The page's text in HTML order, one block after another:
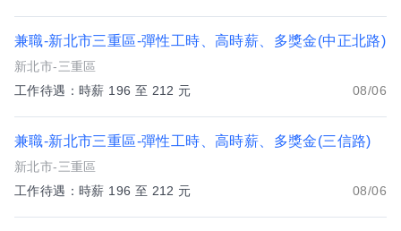
兼職-新北市三重區-彈性工時、高時薪、多獎金(中正北路)
新北市-三重區
工作待遇：時薪 196 至 212 元
08/06
兼職-新北市三重區-彈性工時、高時薪、多獎金(三信路)
新北市-三重區
工作待遇：時薪 196 至 212 元
08/06